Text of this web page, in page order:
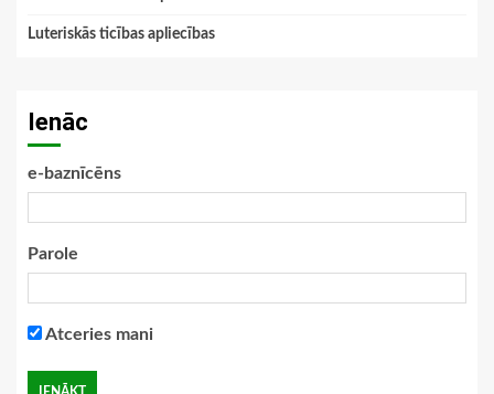
Luteriskās ticības apliecības
Ienāc
e-baznīcēns
Parole
Atceries mani